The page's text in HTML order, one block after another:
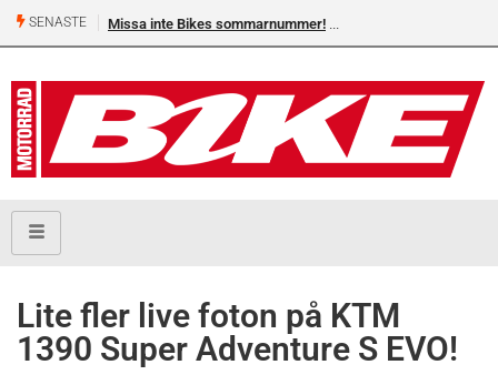
SENASTE Missa inte Bikes sommarnummer!
Lite fler live foton på KTM
1390 Super Adventure S EVO!